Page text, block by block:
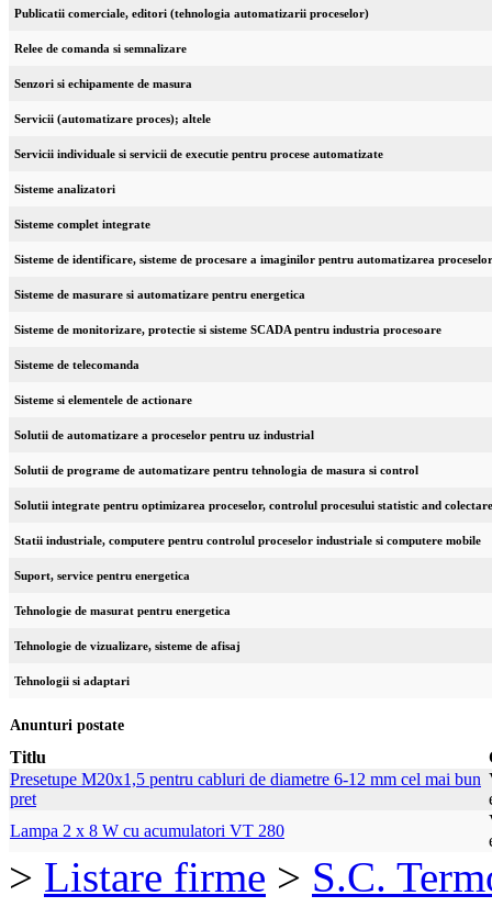
Publicatii comerciale, editori (tehnologia automatizarii proceselor)
Relee de comanda si semnalizare
Senzori si echipamente de masura
Servicii (automatizare proces); altele
Servicii individuale si servicii de executie pentru procese automatizate
Sisteme analizatori
Sisteme complet integrate
Sisteme de identificare, sisteme de procesare a imaginilor pentru automatizarea proceselor
Sisteme de masurare si automatizare pentru energetica
Sisteme de monitorizare, protectie si sisteme SCADA pentru industria procesoare
Sisteme de telecomanda
Sisteme si elementele de actionare
Solutii de automatizare a proceselor pentru uz industrial
Solutii de programe de automatizare pentru tehnologia de masura si control
Solutii integrate pentru optimizarea proceselor, controlul procesului statistic and
Statii industriale, computere pentru controlul proceselor industriale si computere mobile
Suport, service pentru energetica
Tehnologie de masurat pentru energetica
Tehnologie de vizualizare, sisteme de afisaj
Tehnologii si adaptari
Anunturi postate
Titlu
Presetupe M20x1,5 pentru cabluri de diametre 6-12 mm cel mai bun
pret
Lampa 2 x 8 W cu acumulatori VT 280
> Listare firme > S.C.